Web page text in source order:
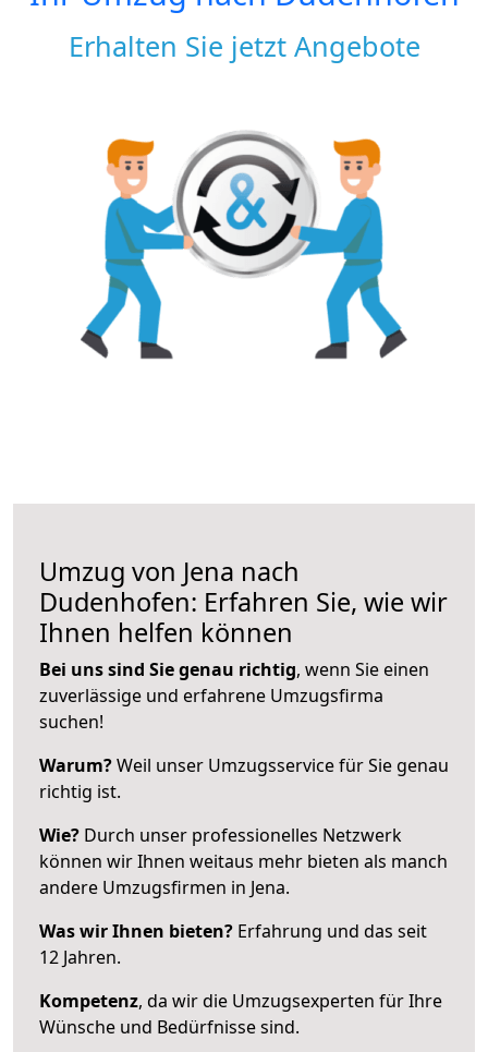
Erhalten Sie jetzt Angebote
Umzug von Jena nach
Dudenhofen: Erfahren Sie, wie wir
Ihnen helfen können
Bei uns sind Sie genau richtig, wenn Sie einen
zuverlässige und erfahrene Umzugsfirma
suchen!
Warum?Weil unser Umzugsservice für Sie genau
richtig ist.
Wie? Durch unser professionelles Netzwerk
können wir Ihnen weitaus mehr bieten als manch
andere Umzugsfirmen in Jena.
Was wir Ihnen bieten? Erfahrung und das seit
12 Jahren.
Kompetenz, da wir die Umzugsexperten für Ihre
Wünsche und Bedürfnisse sind.